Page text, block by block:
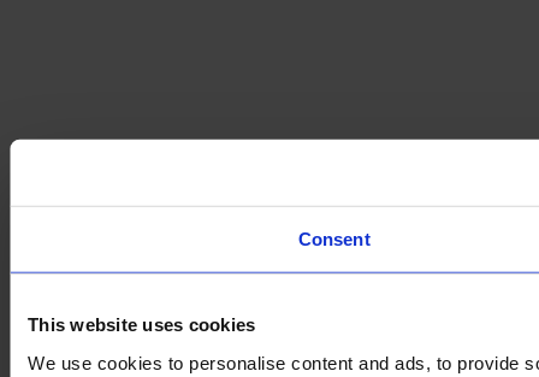
Consent
This website uses cookies
We use cookies to personalise content and ads, to provide